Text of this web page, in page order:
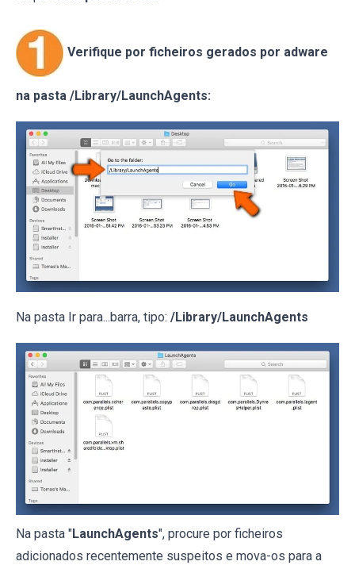
Verifique por ficheiros gerados por adware
na pasta /Library/LaunchAgents:
Na pasta Ir para...barra, tipo: /Library/LaunchAgents
Na pasta "LaunchAgents", procure por ficheiros
adicionados recentemente suspeitos e mova-os para a